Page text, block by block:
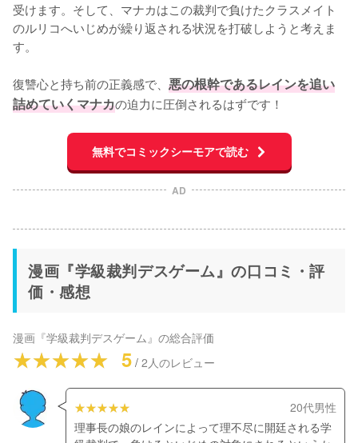
受けます。そして、マナカはこの裁判で負けたクラスメイト
のルリコへいじめが繰り返される状況を打破しようと考えま
す。
復讐心と持ち前の正義感で、 悪の根幹であるレインを追い
詰めていくマナカの迫力に圧倒されるはずです！
無料でコミックシーモアで読む
AD
漫画『学級裁判デスゲーム』の口コミ・評
価・感想
漫画『学級裁判デスゲーム』 の総合評価
5 / 2 人のレビュー
20代男性
理事長の娘のレインによって理不尽に開廷される学